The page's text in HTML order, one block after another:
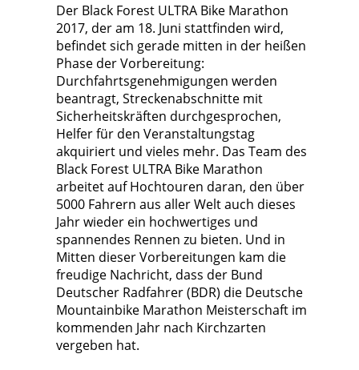
Der Black Forest ULTRA Bike Marathon
2017, der am 18. Juni stattfinden wird,
befindet sich gerade mitten in der heißen
Phase der Vorbereitung:
Durchfahrtsgenehmigungen werden
beantragt, Streckenabschnitte mit
Sicherheitskräften durchgesprochen,
Helfer für den Veranstaltungstag
akquiriert und vieles mehr. Das Team des
Black Forest ULTRA Bike Marathon
arbeitet auf Hochtouren daran, den über
5000 Fahrern aus aller Welt auch dieses
Jahr wieder ein hochwertiges und
spannendes Rennen zu bieten. Und in
Mitten dieser Vorbereitungen kam die
freudige Nachricht, dass der Bund
Deutscher Radfahrer (BDR) die Deutsche
Mountainbike Marathon Meisterschaft im
kommenden Jahr nach Kirchzarten
vergeben hat.